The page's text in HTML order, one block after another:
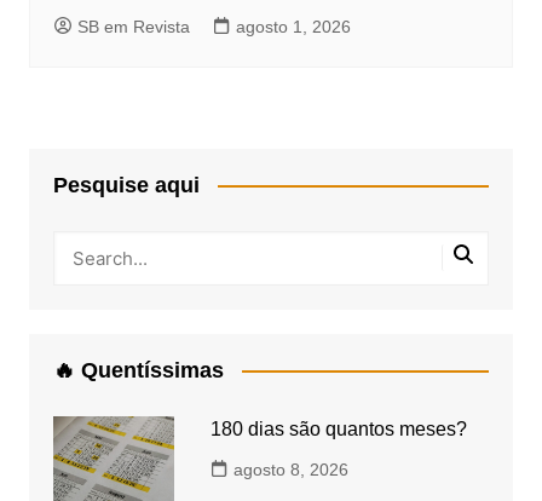
SB em Revista agosto 1, 2026
Pesquise aqui
🔥 Quentíssimas
180 dias são quantos meses?
agosto 8, 2026